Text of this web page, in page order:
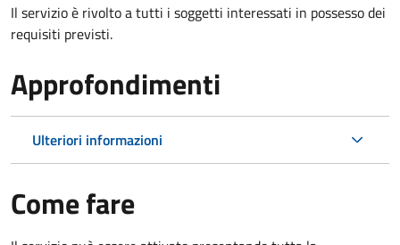
Il servizio è rivolto a tutti i soggetti interessati in possesso dei
requisiti previsti.
Approfondimenti
Ulteriori informazioni
Come fare